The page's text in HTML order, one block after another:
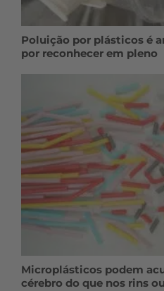
Poluição por plásticos é
por reconhecer em pleno
Microplásticos podem
cérebro do que nos rins